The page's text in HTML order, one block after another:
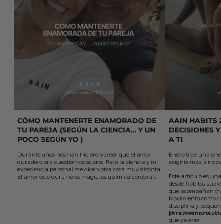
CÓMO MANTENERTE ENAMORADO DE
TU PAREJA (SEGÚN LA CIENCIA… Y UN
POCO SEGÚN YO )
Durante años nos han hicieron creer que el amor
duradero era cuestión de suerte. Pero la ciencia y mi
experiencia personal me dicen otra cosa muy distinta.
El amor que dura no es magia: es química cerebral
AAIN HABITS
DECISIONES
A TI
Enero trae una
exigirte más, sino
Este artículo es
desde hábitos
que acompañan
Movimiento como
disciplina y
para crear una
Un comienzo real,
que ya eres.